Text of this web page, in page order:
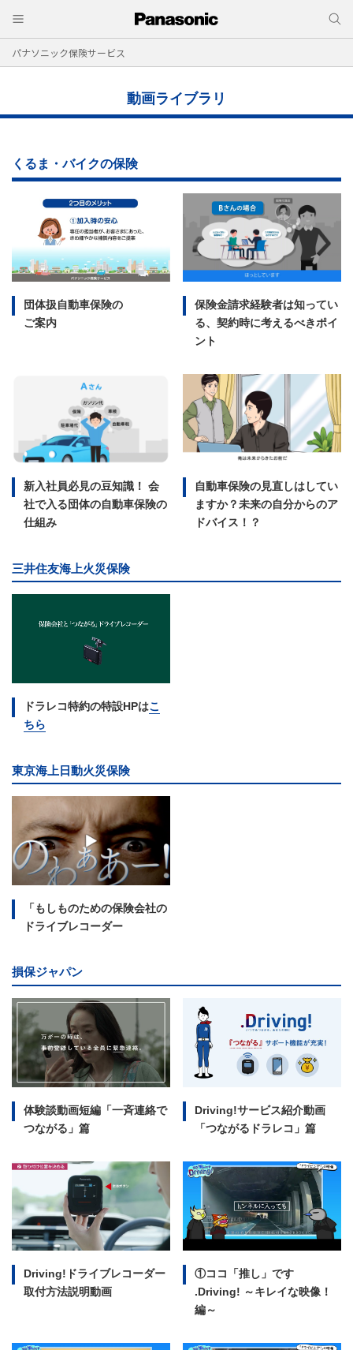
パナソニック保険サービス
動画ライブラリ
くるま・バイクの保険
団体扱自動車保険の
ご案内
保険金請求経験者は知ってい
る、契約時に考えるべきポイ
ント
新入社員必見の豆知識！ 会
社で入る団体の自動車保険の
仕組み
自動車保険の見直しはしてい
ますか？未来の自分からのア
ドバイス！？
三井住友海上火災保険
ドラレコ特約の特設HPはこ
ちら
東京海上日動火災保険
「もしものための保険会社の
ドライブレコーダー
損保ジャパン
体験談動画短編 「一斉連絡で
つながる」篇
Driving!サービス紹介動画
「つながるドラレコ」篇
Driving!ドライブレコーダー
取付方法説明動画
①ココ「推し」です
.Driving! ～キレイな映像！
編～